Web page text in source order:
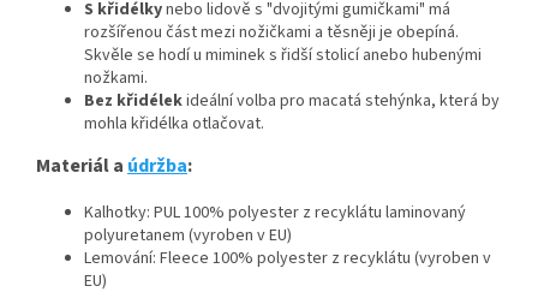
S křidélkynebo lidově s "dvojitými gumičkami" má
rozšířenou část mezi nožičkami a těsněji je obepíná.
Skvěle se hodí u miminek s řidší stolicí anebo hubenými
nožkami.
Bez křidélekideální volba pro macatá stehýnka, která by
mohla křidélka otlačovat.
Materiál a údržba:
Kalhotky: PUL 100% polyester z recyklátu laminovaný
polyuretanem (vyroben v EU)
Lemování: Fleece 100% polyester z recyklátu (vyroben v
EU)